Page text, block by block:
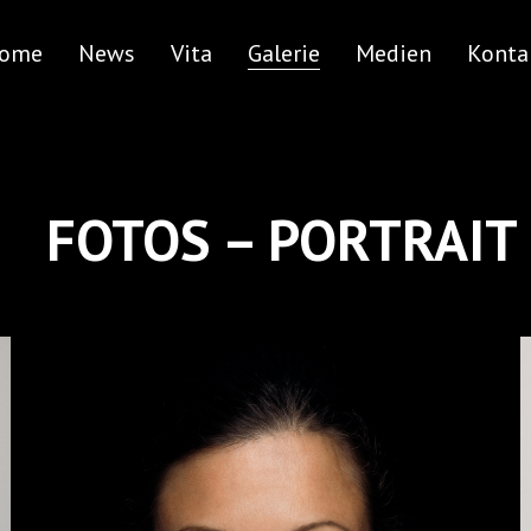
News Vita Galerie Medien
FOTOS – PORTRAIT